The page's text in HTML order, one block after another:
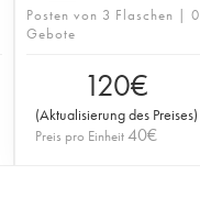
Posten von 3 Flaschen | 0
Gebote
120€
(Aktualisierung des Preises)
Preis pro Einheit 40€